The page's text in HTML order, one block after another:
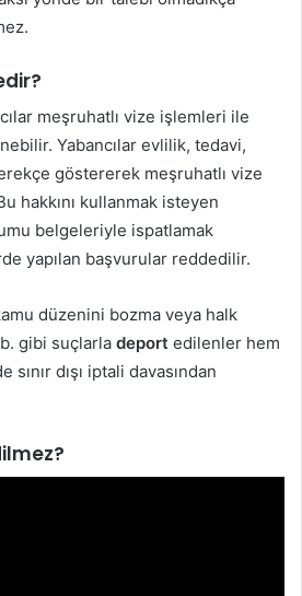
meşruhatlı vize işlemleri ile
Yabancılar evlilik, tedavi,
göstererek meşruhatlı vize
hakkını kullanmak isteyen
belgeleriyle ispatlamak
yapılan başvurular reddedilir.
düzenini bozma veya halk
gibi suçlarla deport edilenler hem
sınır dışı iptali davasından